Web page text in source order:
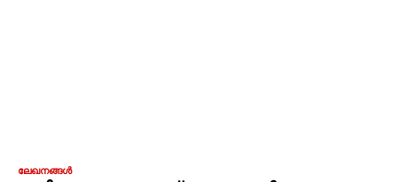
ലേഖനങ്ങൾ